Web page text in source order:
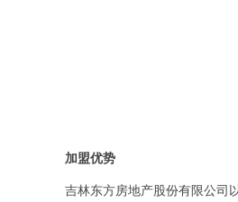
加盟优势
吉林东方房地产股份有限公司